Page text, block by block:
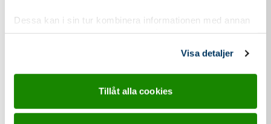
Dessa kan i sin tur kombinera informationen med annan
information som du har tillhandahållit eller som de har
Visa detaljer
Tillåt alla cookies
Partiföreträdare möter scouter på storlägret
Under onsdagen besökte representanter för
scouting på nära håll och samtala med några av de 472...